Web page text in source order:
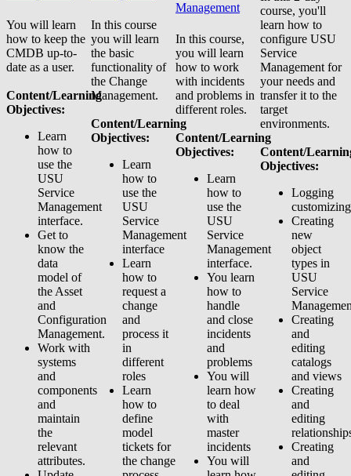
You will learn
how to keep the
CMDB up-to-
date as a user.
Content/Learning
Objectives:
Learn
how to
use the
USU
Service
Management
interface.
Get to
know the
data
model of
the Asset
and
Configuration
Management.
Work with
systems
and
components
and
maintain
the
relevant
attributes.
In this course
you will learn
the basic
functionality of
the Change
Management.
Content/Learning
Objectives:
Learn
how to
use the
USU
Service
Management
interface
Learn
how to
request a
change
and
process it
in
different
roles
Learn
how to
define
model
tickets for
the change
Management
In this course,
you will learn
how to work
with incidents
and problems in
different roles.
Content/Learning
Objectives:
Learn
how to
use the
USU
Service
Management
interface.
You learn
how to
handle
and close
incidents
and
problems
You will
learn how
to deal
with
master
incidents
You will
course, you'll
learn how to
configure USU
Service
Management for
your needs and
transfer it to the
target
environments.
Content/
Objectives:
Logging
customizing
Creating
new
object
types in
USU
Service
Creating
and
editing
catalogs
and views
Creating
and
editing
Creating
and